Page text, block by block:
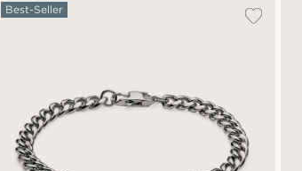
Best-Seller